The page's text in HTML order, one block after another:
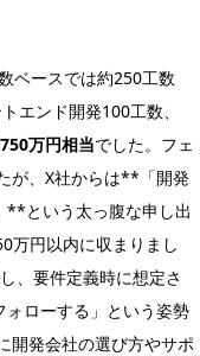
ベースでは約250工数
エンド開発100工数、
万円相当でした。フェ
が、X社からは**「開発
**という太っ腹な申し出
万円以内に収まりまし
、要件定義時に想定さ
ローする」という姿勢
開発会社の選び方やサポ